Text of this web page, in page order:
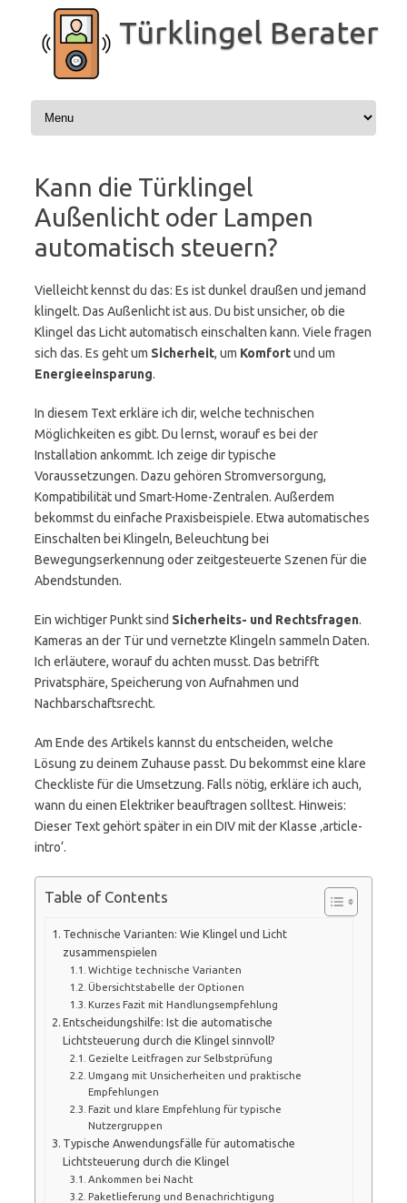
springen
Türklingel Berater
Kann die Türklingel
Außenlicht oder Lampen
automatisch steuern?
Vielleicht kennst du das: Es ist dunkel draußen und jemand
klingelt. Das Außenlicht ist aus. Du bist unsicher, ob die
Klingel das Licht automatisch einschalten kann. Viele fragen
sich das. Es geht um Sicherheit, um Komfortund um
Energieeinsparung.
In diesem Text erkläre ich dir, welche technischen
Möglichkeiten es gibt. Du lernst, worauf es bei der
Installation ankommt. Ich zeige dir typische
Voraussetzungen. Dazu gehören Stromversorgung,
Kompatibilität und Smart-Home-Zentralen. Außerdem
bekommst du einfache Praxisbeispiele. Etwa automatisches
Einschalten bei Klingeln, Beleuchtung bei
Bewegungserkennung oder zeitgesteuerte Szenen für die
Abendstunden.
Ein wichtiger Punkt sind Sicherheits- und Rechtsfragen.
Kameras an der Tür und vernetzte Klingeln sammeln Daten.
Ich erläutere, worauf du achten musst. Das betrifft
Privatsphäre, Speicherung von Aufnahmen und
Nachbarschaftsrecht.
Am Ende des Artikels kannst du entscheiden, welche
Lösung zu deinem Zuhause passt. Du bekommst eine klare
Checkliste für die Umsetzung. Falls nötig, erkläre ich auch,
wann du einen Elektriker beauftragen solltest. Hinweis:
Dieser Text gehört später in ein DIV mit der Klasse ‚article-
intro‘.
Table of Contents
Technische Varianten: Wie Klingel und Licht
zusammenspielen
Wichtige technische Varianten
Übersichtstabelle der Optionen
Kurzes Fazit mit Handlungsempfehlung
Entscheidungshilfe: Ist die automatische
Lichtsteuerung durch die Klingel sinnvoll?
Gezielte Leitfragen zur Selbstprüfung
Umgang mit Unsicherheiten und praktische
Empfehlungen
Fazit und klare Empfehlung für typische
Nutzergruppen
Typische Anwendungsfälle für automatische
Lichtsteuerung durch die Klingel
Ankommen bei Nacht
Paketlieferung und Benachrichtigung